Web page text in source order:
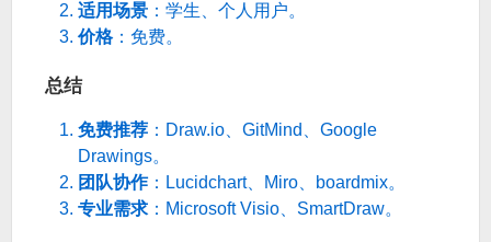
适用场景 ：学生、个人用户。
价格：免费。
总结
免费推荐 ：Draw.io、GitMind、Google
Drawings。
团队协作：Lucidchart、Miro、boardmix。
专业需求 ：Microsoft Visio、SmartDraw。